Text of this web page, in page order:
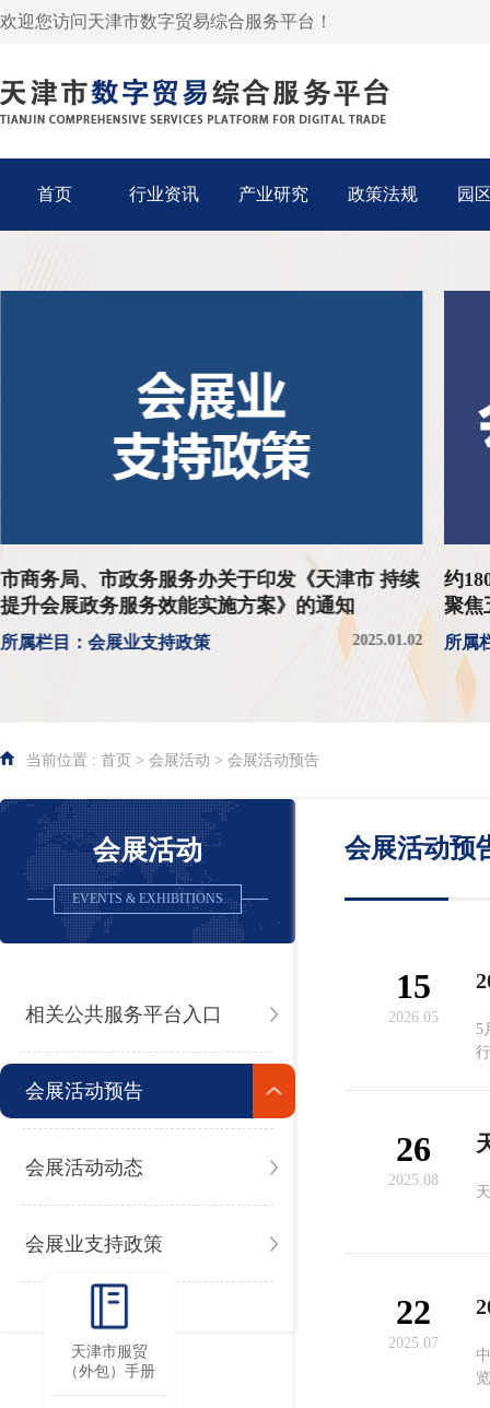
欢迎您访问天津市数字贸易综合服务平台！
首页 行业资讯 产业研究 政策法规 园
市商务局、市政务服务办关于印发《天津市 持续
提升会展政务服务效能实施方案》的通知
所属栏目：会展业支持政策 2025.01.02
约
聚焦
所属
当前位置 : 首页 > 会展活动 > 会展活动预告
会展活动
EVENTS & EXHIBITIONS
相关公共服务平台入口
会展活动预告
会展活动动态
会展业支持政策
会展活动预
15
2026.05
5
26
2025.08
22
2025.07
天津市服贸
（外包）手册